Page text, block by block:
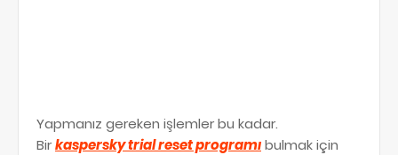
Yapmanız gereken işlemler bu kadar.
Birkaspersky trial reset programıbulmak için